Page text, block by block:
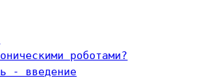
роботами?
- введение